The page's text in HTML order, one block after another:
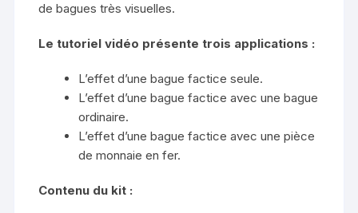
de bagues très visuelles.
Le tutoriel vidéo présente trois applications :
L’effet d’une bague factice seule.
L’effet d’une bague factice avec une bague
ordinaire.
L’effet d’une bague factice avec une pièce
de monnaie en fer.
Contenu du kit :